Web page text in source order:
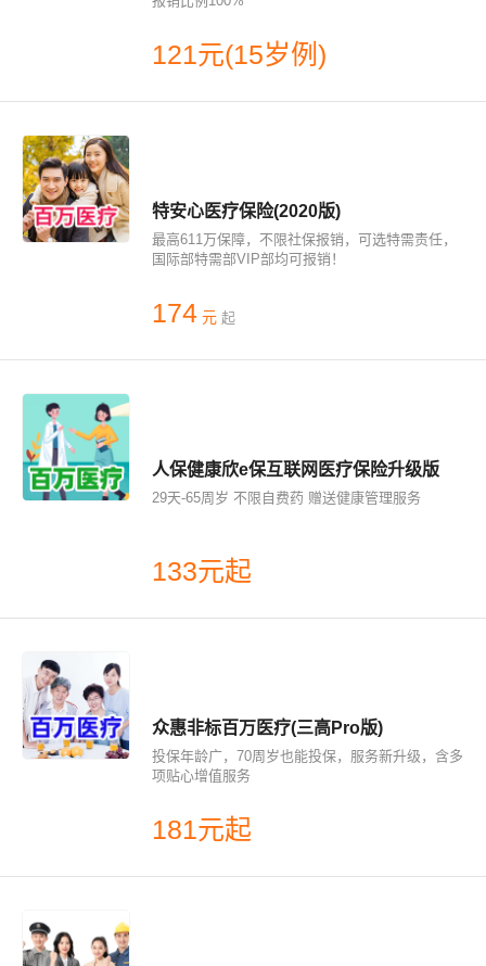
121元(15岁例)
特安心医疗保险(2020版)
最高611万保障，不限社保报销，可选特需责任，
国际部特需部VIP部均可报销！
174 元 起
人保健康欣e保互联网医疗保险升级版
29天-65周岁 不限自费药 赠送健康管理服务
133元起
众惠非标百万医疗(三高Pro版)
投保年龄广，70周岁也能投保，服务新升级，含多
项贴心增值服务
181元起